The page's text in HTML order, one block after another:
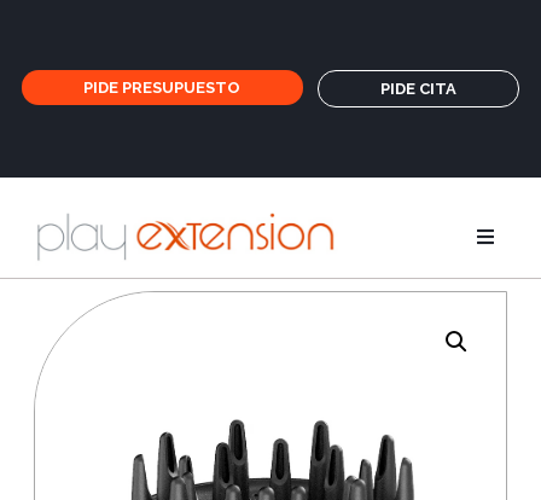
PIDE PRESUPUESTO PIDE CITA
Extensiones
GHD